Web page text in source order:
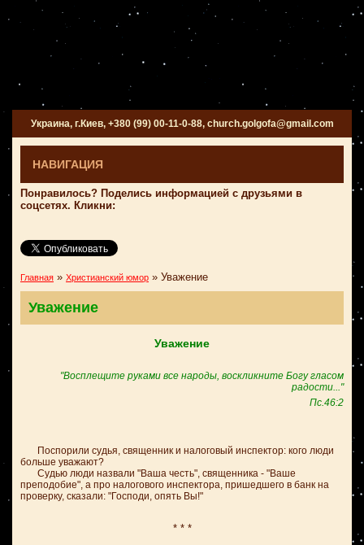
Украина, г.Киев, +380 (99) 00-11-0-88, church.golgofa@gmail.com
НАВИГАЦИЯ
Понравилось? Поделись информацией с друзьями в
соцсетях. Кликни:
Главная » Христианский юмор » Уважение
Уважение
Уважение
"Восплещите руками все народы, воскликните Богу гласом
радости..."
Пс.46:2
Поспорили судья, священник и налоговый инспектор: кого люди
больше уважают?
Судью люди назвали "Ваша честь", священника - "Ваше
преподобие", а про налогового инспектора, пришедшего в банк на
проверку, сказали: "Господи, опять Вы!"
* * *